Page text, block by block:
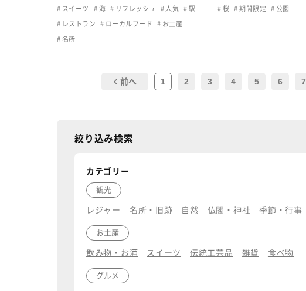
の魅力をギュっと詰め込みました！
スイーツ 海 リフレッシュ 人気 駅
レストラン ローカルフード お土産
名所
すすめ花見コース
桜 期間限定 公園
前へ 1 2 3 4 5 6 7
絞り込み検索
カテゴリー
観光
レジャー 名所・旧跡 自然 仏閣・神社 季節・行事
お土産
飲み物・お酒 スイーツ 伝統工芸品 雑貨 食べ物
グルメ